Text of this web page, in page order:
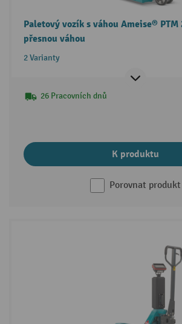
Paletový vozík s váhou Ameise® PTM
přesnou váhou
2 Varianty
26 Pracovních dnů
K produktu
Porovnat produkt